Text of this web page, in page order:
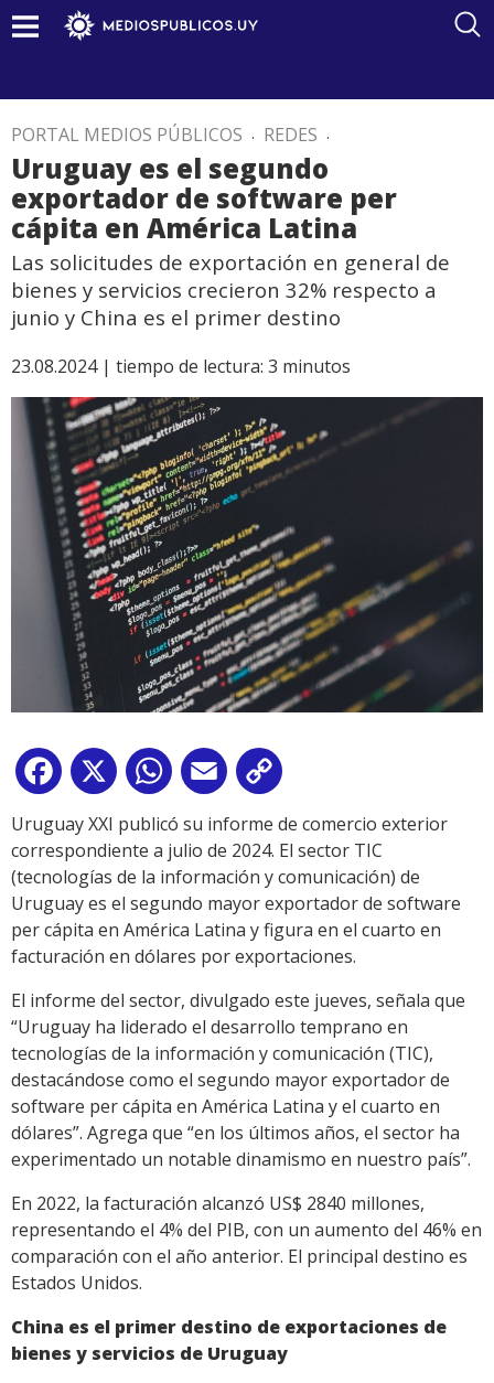
PORTAL MEDIOS PÚBLICOS . REDES .
Uruguay es el segundo
exportador de software per
cápita en América Latina
Las solicitudes de exportación en general de
bienes y servicios crecieron 32% respecto a
junio y China es el primer destino
23.08.2024 | tiempo de lectura: 3 minutos
Facebook
X WhatsApp
Email
Link
Uruguay XXI publicó su informe de comercio exterior
correspondiente a julio de 2024. El sector TIC
(tecnologías de la información y comunicación) de
Uruguay es el segundo mayor exportador de software
per cápita en América Latina y figura en el cuarto en
facturación en dólares por exportaciones.
El informe del sector, divulgado este jueves, señala que
“Uruguay ha liderado el desarrollo temprano en
tecnologías de la información y comunicación (TIC),
destacándose como el segundo mayor exportador de
software per cápita en América Latina y el cuarto en
dólares”. Agrega que “en los últimos años, el sector ha
experimentado un notable dinamismo en nuestro país”.
En 2022, la facturación alcanzó US$ 2840 millones,
representando el 4% del PIB, con un aumento del 46% en
comparación con el año anterior. El principal destino es
Estados Unidos.
China es el primer destino de exportaciones de
bienes y servicios de Uruguay